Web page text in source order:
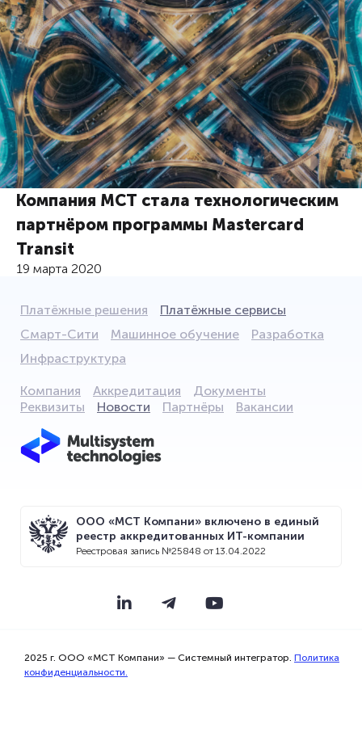
Компания МСТ стала технологическим
партнёром программы Mastercard
Transit
19 марта 2020
Платёжные решения
Платёжные сервисы
Смарт-Сити
Машинное обучение
Разработка
Инфраструктура
Компания Аккредитация
Документы
Реквизиты
Новости Партнёры Вакансии
ООО «МСТ Компани» включено в единый
реестр аккредитованных ИТ-компании
Реестровая запись №25848 от 13.04.2022
2025 г. ООО «МСТ Компани» — Системный интегратор. Политика
конфиденциальности.
возможностей при использовании